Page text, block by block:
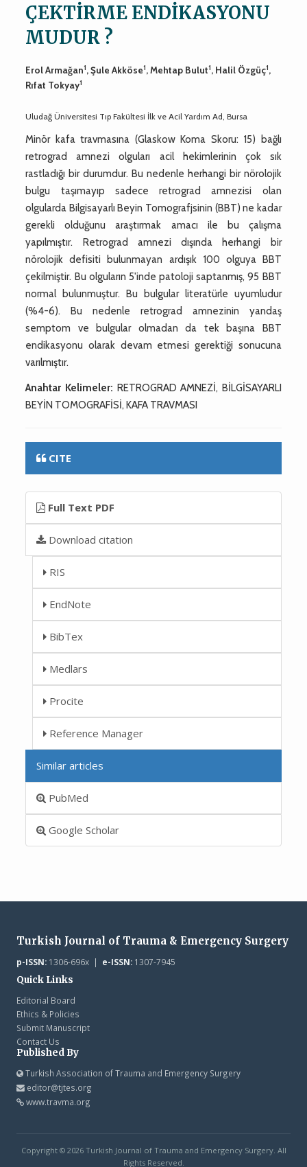
ÇEKTİRME ENDİKASYONU
MUDUR ?
Erol Armağan1, Şule Akköse1, Mehtap Bulut1, Halil Özgüç1,
Rıfat Tokyay1
Uludağ Üniversitesi Tıp Fakültesi İlk ve Acil Yardım Ad, Bursa
Minör kafa travmasına (Glaskow Koma Skoru: 15) bağlı
retrograd amnezi olguları acil hekimlerinin çok sık
rastladığı bir durumdur. Bu nedenle herhangi bir nörolojik
bulgu taşımayıp sadece retrograd amnezisi olan
olgularda Bilgisayarlı Beyin Tomografjsinin (BBT) ne kadar
gerekli olduğunu araştırmak amacı ile bu çalışma
yapılmıştır. Retrograd amnezi dışında herhangi bir
nörolojik defisiti bulunmayan ardışık 100 olguya BBT
çekilmiştir. Bu olguların 5'inde patoloji saptanmış, 95 BBT
normal bulunmuştur. Bu bulgular literatürle uyumludur
(%4-6). Bu nedenle retrograd amnezinin yandaş
semptom ve bulgular olmadan da tek başına BBT
endikasyonu olarak devam etmesi gerektiği sonucuna
varılmıştır.
Anahtar Kelimeler: RETROGRAD AMNEZİ, BİLGİSAYARLI
BEYİN TOMOGRAFİSİ, KAFA TRAVMASI
CITE
Full Text PDF
Download citation
RIS
EndNote
BibTex
Medlars
Procite
Reference Manager
Similar articles
PubMed
Google Scholar
Turkish Journal of Trauma & Emergency Surgery
p-ISSN:1306-696x | e-ISSN:1307-7945
Quick Links
Editorial Board
Ethics & Policies
Submit Manuscript
Contact Us
Published By
Turkish Association of Trauma and Emergency Surgery
editor@tjtes.org
www.travma.org
Copyright © 2026 Turkish Journal of Trauma and Emergency Surgery. All
Rights Reserved.